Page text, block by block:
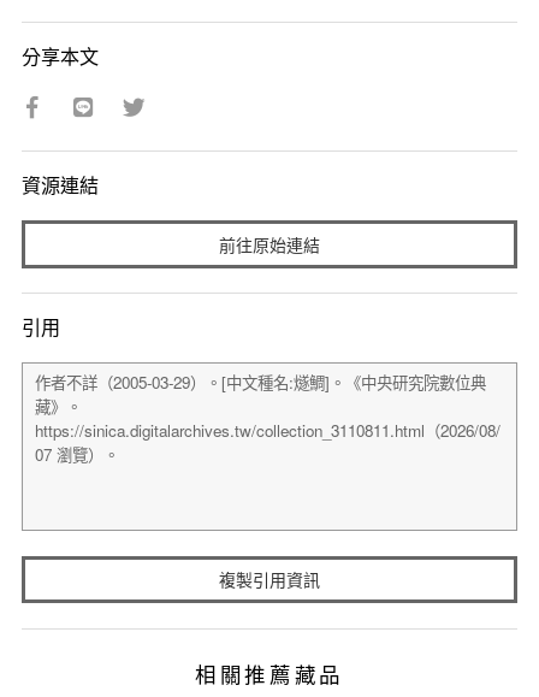
分享本文
資源連結
前往原始連結
引用
複製引用資訊
相關推薦藏品